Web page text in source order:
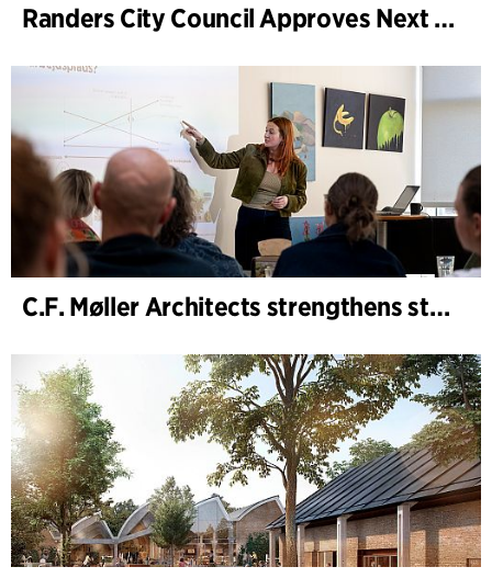
Randers City Council Approves Next Phase of Randers Regnskov (Tropical Zoo) Expansion
C.F. Møller Architects strengthens strategic advisory in the early phases